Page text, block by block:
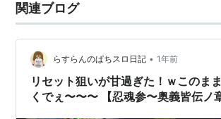
関連ブログ
らすらんのぱちスロ日記 • 1年前
リセット狙いが甘過ぎた！ｗこのま
くでぇ〜〜〜 【忍魂参〜奥義皆伝ノ